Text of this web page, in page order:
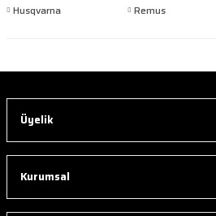
Husqvarna Remus
Üyelik
Kurumsal